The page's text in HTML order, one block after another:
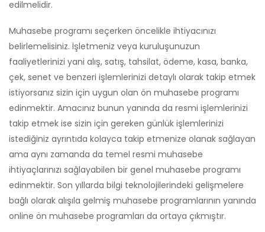
edilmelidir.
Muhasebe programı seçerken öncelikle ihtiyacınızı
belirlemelisiniz. İşletmeniz veya kuruluşunuzun
faaliyetlerinizi yani alış, satış, tahsilat, ödeme, kasa, banka,
çek, senet ve benzeri işlemlerinizi detaylı olarak takip etmek
istiyorsanız sizin için uygun olan ön muhasebe programı
edinmektir. Amacınız bunun yanında da resmi işlemlerinizi
takip etmek ise sizin için gereken günlük işlemlerinizi
istediğiniz ayrıntıda kolayca takip etmenize olanak sağlayan
ama aynı zamanda da temel resmi muhasebe
ihtiyaçlarınızı sağlayabilen bir genel muhasebe programı
edinmektir. Son yıllarda bilgi teknolojilerindeki gelişmelere
bağlı olarak alışıla gelmiş muhasebe programlarının yanında
online ön muhasebe programları da ortaya çıkmıştır.